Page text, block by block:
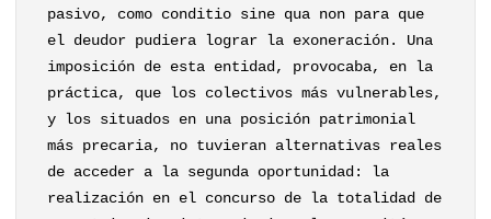
pasivo, como conditio sine qua non para que
el deudor pudiera lograr la exoneración. Una
imposición de esta entidad, provocaba, en la
práctica, que los colectivos más vulnerables,
y los situados en una posición patrimonial
más precaria, no tuvieran alternativas reales
de acceder a la segunda oportunidad: la
realización en el concurso de la totalidad de